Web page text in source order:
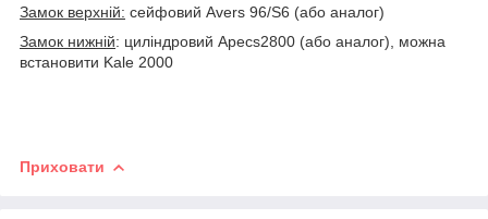
Замок верхній: сейфовий Аvers 96/S6 (або аналог)
Замок нижній: циліндровий Apecs2800 (або аналог), можна
встановити Kale 2000
Приховати